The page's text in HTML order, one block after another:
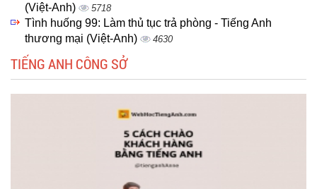
(Việt-Anh)
5718
Tình huống 99: Làm thủ tục trả phòng - Tiếng Anh
thương mại (Việt-Anh)
4630
TIẾNG ANH CÔNG SỞ